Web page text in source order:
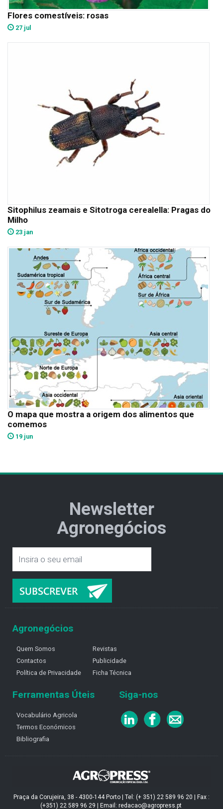
Flores comestíveis: rosas
27 jul
Sitophilus zeamais e Sitotroga cerealella: Pragas do
Milho
23 jan
O mapa que mostra a origem dos alimentos que
comemos
19 jun
Newsletter
Agronegócios
Agronegócios
Quem Somos
Contactos
Política de Privacidade
Revistas
Publicidade
Ficha Técnica
Ferramentas Úteis
Vocabulário Agricola
Termos Económicos
Bibliografia
Siga-nos
Praça da Corujeira, 38 - 4300-144 Porto | Tel: (+ 351) 22 589 96 20 | Fax :
(+351) 22 589 96 29 | Email: redacao@agropress.pt